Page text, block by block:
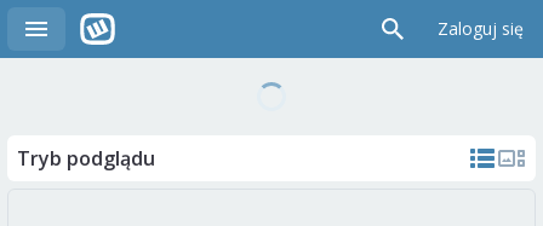
Zaloguj się
Tryb podglądu